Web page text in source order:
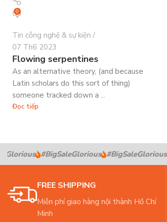
0
Tin công nghệ & sự kiện
07 Th6 2023
Flowing serpentines
As an alternative theory, (and because
Latin scholars do this sort of thing)
someone tracked down a ...
Đọc tiếp
#BigSaleGlorious #BigSaleGlorious
FREE SHIPPING
Miễn phí giao hàng nội thành Hồ Chí
Minh